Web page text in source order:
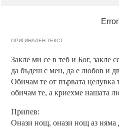
ОРИГИНАЛЕН ТЕКСТ
Закле ми се в теб и Бог, закле
да бъдеш с мен, да е любов и
Обичам те от първата целувка
обичам те, а криехме нашата
Припев:
Онази нощ, онази нощ аз няма